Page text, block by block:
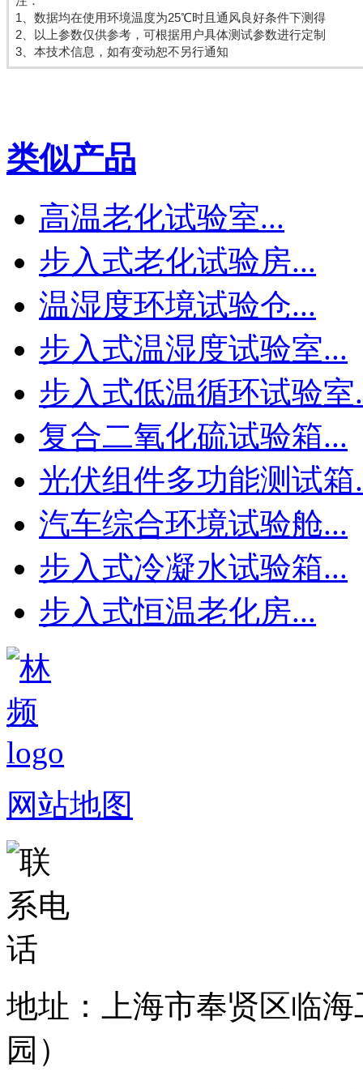
1、数据均在使用环境温度为25℃时且通风良好条件下测得
2、以上参数仅供参考，可根据用户具体测试参数进行定制
3、本技术信息，如有变动恕不另行通知
类似产品
高温老化试验室...
步入式老化试验房...
温湿度环境试验仓...
步入式温湿度试验室...
步入式低温循环试验室
复合二氧化硫试验箱...
光伏组件多功能测试箱
汽车综合环境试验舱...
步入式冷凝水试验箱...
步入式恒温老化房...
网站地图
地址：上海市奉贤区临
园）